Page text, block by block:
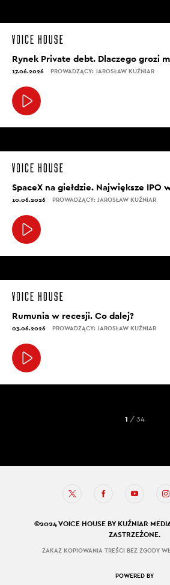
Rynek Private debt. Dlaczego grozi
17.06.2026 PROWADZĄCY: JAROSŁAW KUŹNIAR
SpaceX na giełdzie. Największe IPO
10.06.2026 PROWADZĄCY: JAROSŁAW KUŹNIAR
Rumunia w recesji. Co dalej?
03.06.2026 PROWADZĄCY: JAROSŁAW KUŹNIAR
1 / 34
©2024 VOICE HOUSE BY KUŹNIAR
ZASTRZEŻONE.
ZAKAZ KOPIOWANIA TREŚCI BEZ ZGODY
POWERED BY